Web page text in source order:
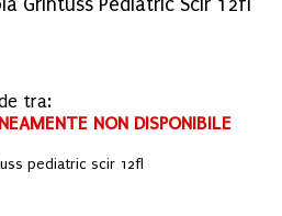
Grintuss Pediatric Scir 12fl
tra:
NON DISPONIBILE
pediatric scir 12fl